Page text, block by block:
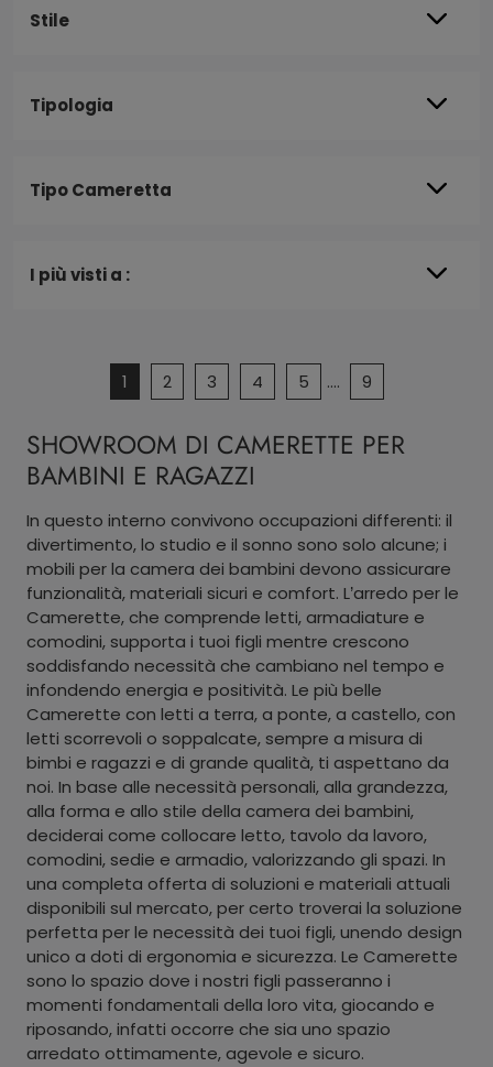
Stile
Tipologia
Tipo Cameretta
I più visti a :
1 2 3 4 5 .... 9
SHOWROOM DI CAMERETTE PER
BAMBINI E RAGAZZI
In questo interno convivono occupazioni differenti: il
divertimento, lo studio e il sonno sono solo alcune; i
mobili per la camera dei bambini devono assicurare
funzionalità, materiali sicuri e comfort. L’arredo per le
Camerette, che comprende letti, armadiature e
comodini, supporta i tuoi figli mentre crescono
soddisfando necessità che cambiano nel tempo e
infondendo energia e positività. Le più belle
Camerette con letti a terra, a ponte, a castello, con
letti scorrevoli o soppalcate, sempre a misura di
bimbi e ragazzi e di grande qualità, ti aspettano da
noi. In base alle necessità personali, alla grandezza,
alla forma e allo stile della camera dei bambini,
deciderai come collocare letto, tavolo da lavoro,
comodini, sedie e armadio, valorizzando gli spazi. In
una completa offerta di soluzioni e materiali attuali
disponibili sul mercato, per certo troverai la soluzione
perfetta per le necessità dei tuoi figli, unendo design
unico a doti di ergonomia e sicurezza. Le Camerette
sono lo spazio dove i nostri figli passeranno i
momenti fondamentali della loro vita, giocando e
riposando, infatti occorre che sia uno spazio
arredato ottimamente, agevole e sicuro.